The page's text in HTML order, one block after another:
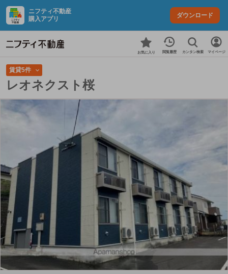
ニフティ不動産
購入アプリ
ダウンロード
お気に入り 閲覧履歴 カンタン検索 マイページ
賃貸5件
レオネクスト桜